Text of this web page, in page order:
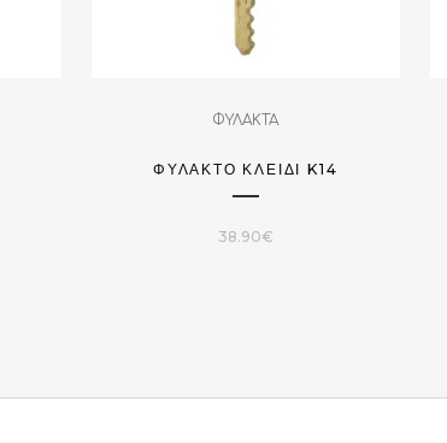
ΦΥΛΑΚΤΑ
ΦΥΛΑΚΤΌ ΚΛΕΙΔΊ K14
38.90€